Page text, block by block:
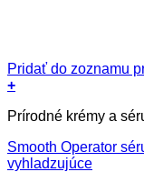
Pridať do zoznamu
+
Prírodné krémy a
Smooth Operator
vyhladzujúce